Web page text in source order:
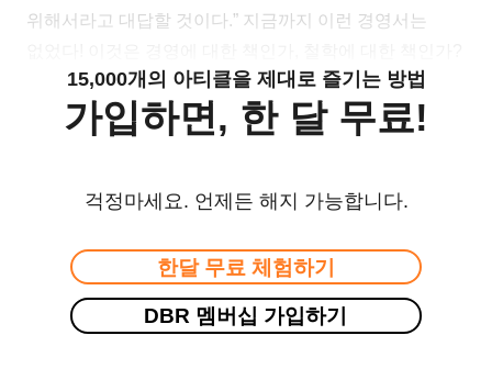
위해서라고 대답할 것이다.” 지금까지 이런 경영서는
15,000개의 아티클을 제대로 즐기는 방법
가입하면, 한 달 무료!
걱정마세요. 언제든 해지 가능합니다.
한달 무료 체험하기
DBR 멤버십 가입하기